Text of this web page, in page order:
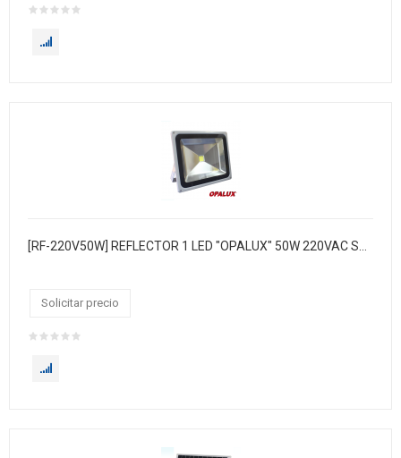
[RF-220V50W] REFLECTOR 1 LED "OPALUX" 50W 220VAC SMD LUZ BLANCA.CJX4
Solicitar precio